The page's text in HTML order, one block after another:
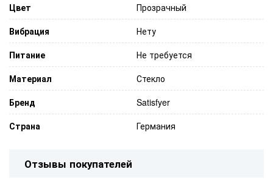
Цвет
Прозрачный
Вибрация
Нету
Питание
Не требуется
Материал
Стекло
Бренд
Satisfyer
Страна
Германия
Отзывы покупателей